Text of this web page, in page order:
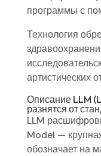
программы с
Технология
артистических
Описание LLM
разнятся от
LLM
Model —
обозначает на